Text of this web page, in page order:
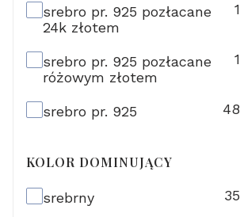
materiał
srebro pr. 925 pozłacane
24k złotem
1
srebro pr. 925 pozłacane
różowym złotem
1
srebro pr. 925 48
KOLOR DOMINUJĄCY
kolor dominujący
srebrny 35